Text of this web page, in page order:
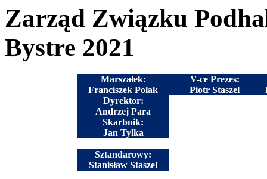
Zarząd Związku
Bystre 2021
Marszałek:
Franciszek Polak
V-ce Prezes:
Piotr Staszel
Dyrektor:
Andrzej Para
Skarbnik:
Jan Tylka
Sztandarowy:
Stanisław Staszel